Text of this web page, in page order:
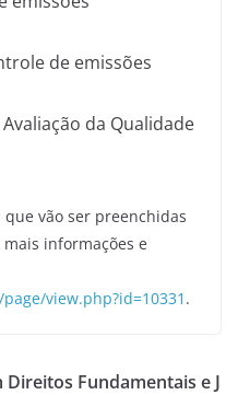
de emissões
da Qualidade
vão ser preenchidas
informações e
view.php?id=10331 .
Fundamentais e J